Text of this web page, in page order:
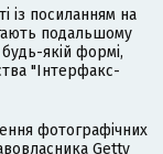
із посиланням на
подальшому
якій формі,
"Інтерфакс-
фотографічних
Getty